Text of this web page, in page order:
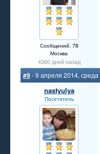
Сообщений: 78
Москва
4360 дней назад
#9- 9 апреля 2014, среда
nastyulya
Посетитель